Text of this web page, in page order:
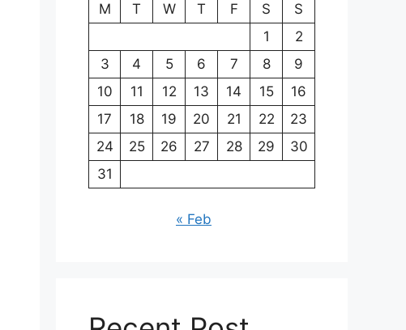
M
T W T F S
S
1
2
3
4 5 6 7 8
9
10
11 12 13 14 15
16
17
18 19 20 21 22
23
24
25 26 27 28 29
30
31
« Feb